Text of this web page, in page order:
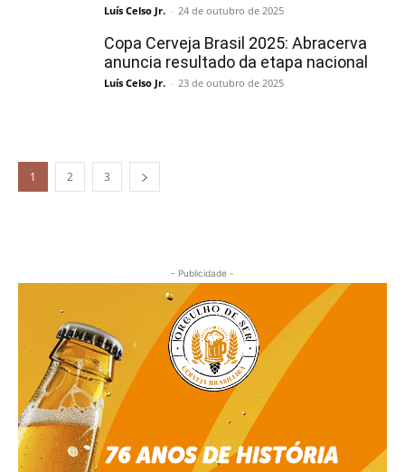
Luís Celso Jr. - 24 de outubro de 2025
Copa Cerveja Brasil 2025: Abracerva
anuncia resultado da etapa nacional
Luís Celso Jr. - 23 de outubro de 2025
1 2 3
- Publicidade -